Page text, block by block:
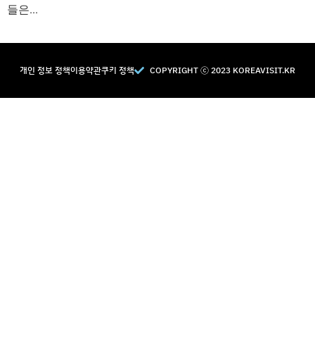
들은...
개인 정보 정책이용약관쿠키 정책 COPYRIGHT Ⓒ 2023 KOREAVISIT.KR